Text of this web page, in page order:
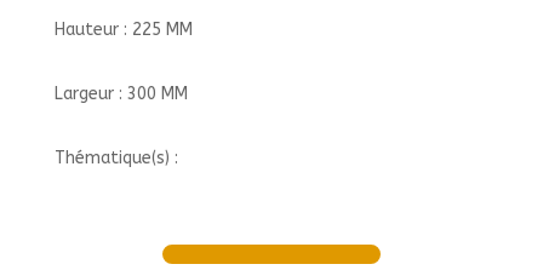
Hauteur : 225 MM
Largeur : 300 MM
Thématique(s) :